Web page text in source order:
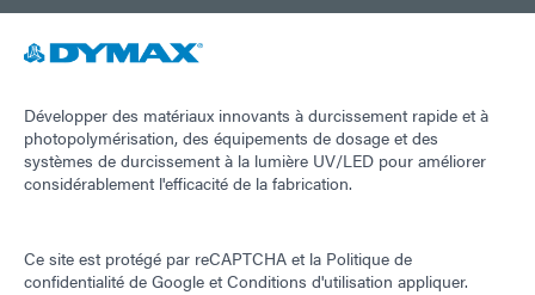
Développer des matériaux innovants à durcissement rapide et à
photopolymérisation, des équipements de dosage et des
systèmes de durcissement à la lumière UV/LED pour améliorer
considérablement l'efficacité de la fabrication.
Ce site est protégé par reCAPTCHA et la Politique de
confidentialité de Google etConditions d'utilisation appliquer.